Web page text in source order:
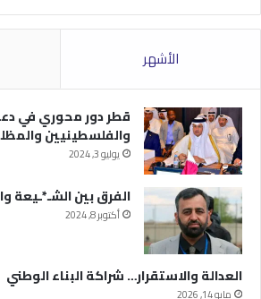
الأشهر
قطر دور محوري في
والفلسطينيين
يوليو 3, 2024
الفرق بين الشـ*ـيعة
أكتوبر 8, 2024
العدالة والاستقرار… شراكة البناء الوطني
مايو 14, 2026